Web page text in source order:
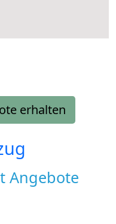
erhalten
Angebote